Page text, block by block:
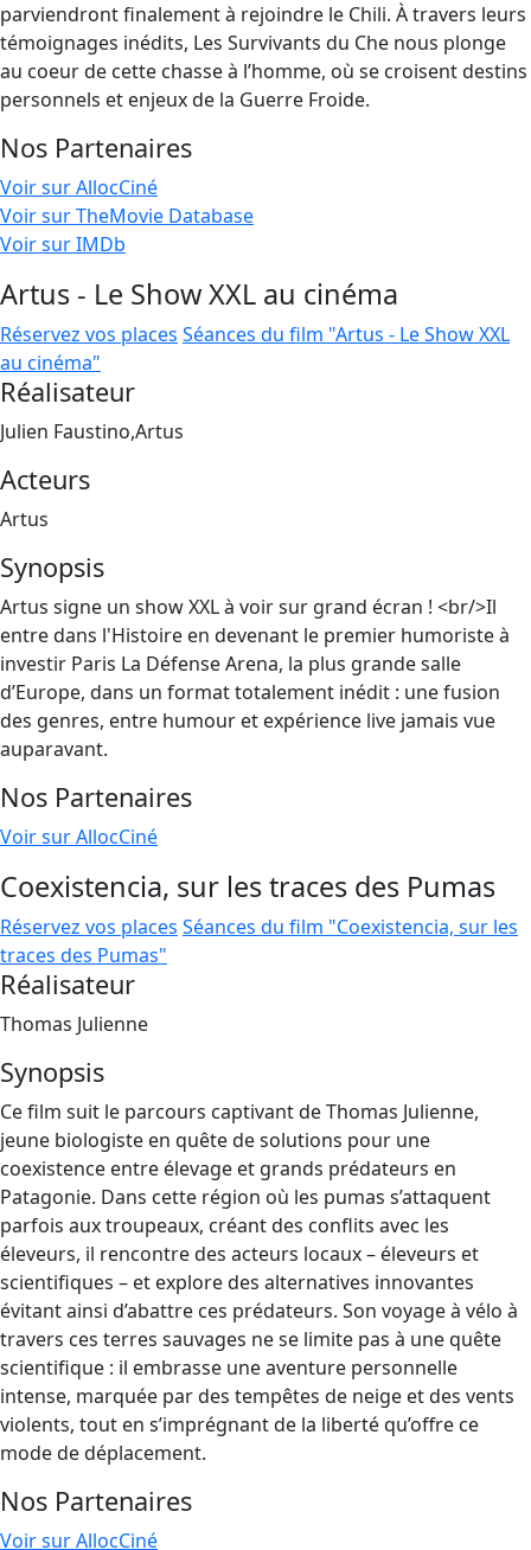
parviendront finalement à rejoindre le Chili. À travers leurs
témoignages inédits, Les Survivants du Che nous plonge
au coeur de cette chasse à l’homme, où se croisent destins
personnels et enjeux de la Guerre Froide.
Nos Partenaires
Voir sur AllocCiné
Voir sur TheMovie Database
Voir sur IMDb
Artus - Le Show XXL au cinéma
Réservez vos places Séances du film "Artus - Le Show XXL
au cinéma"
Réalisateur
Julien Faustino,Artus
Acteurs
Artus
Synopsis
Artus signe un show XXL à voir sur grand écran ! <br/>Il
entre dans l'Histoire en devenant le premier humoriste à
investir Paris La Défense Arena, la plus grande salle
d’Europe, dans un format totalement inédit : une fusion
des genres, entre humour et expérience live jamais vue
auparavant.
Nos Partenaires
Voir sur AllocCiné
Coexistencia, sur les traces des Pumas
Réservez vos places Séances du film "Coexistencia, sur les
traces des Pumas"
Réalisateur
Thomas Julienne
Synopsis
Ce film suit le parcours captivant de Thomas Julienne,
jeune biologiste en quête de solutions pour une
coexistence entre élevage et grands prédateurs en
Patagonie. Dans cette région où les pumas s’attaquent
parfois aux troupeaux, créant des conflits avec les
éleveurs, il rencontre des acteurs locaux – éleveurs et
scientifiques – et explore des alternatives innovantes
évitant ainsi d’abattre ces prédateurs. Son voyage à vélo à
travers ces terres sauvages ne se limite pas à une quête
scientifique : il embrasse une aventure personnelle
intense, marquée par des tempêtes de neige et des vents
violents, tout en s’imprégnant de la liberté qu’offre ce
mode de déplacement.
Nos Partenaires
Voir sur AllocCiné